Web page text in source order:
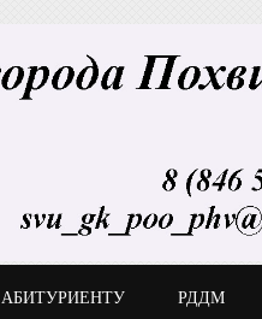
АБИТУРИЕНТУ РДДМ